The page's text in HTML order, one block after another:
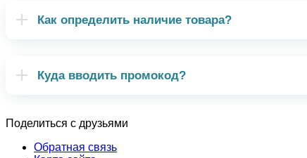
Как определить наличие товара?
Куда вводить промокод?
Поделиться с друзьями
Обратная связь